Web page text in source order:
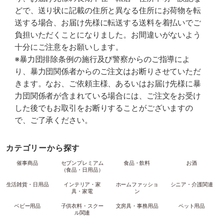
どで、送り状に記載の住所と異なる住所にお荷物を転
送する場合、お届け先様に転送する送料を着払いでご
負担いただくことになりました。お間違いがないよう
十分にご注意をお願いします。
※暴力団排除条例の施行及び警察からのご指導によ
り、暴力団関係者からのご注文はお断りさせていただ
きます。なお、ご依頼主様、あるいはお届け先様に暴
力団関係者が含まれている場合には、ご注文をお受け
した後でもお取引をお断りすることがございますの
で、ご了承ください。
カテゴリーから探す
催事商品
セブンプレミアム
（食品・日用品）
食品・飲料 お酒
生活雑貨・日用品
インテリア・家
具・家電
ホームファッショ
ン
シニア・介護関連
ベビー用品
子供衣料・スクー
ル関連
文房具・事務用品 ペット用品